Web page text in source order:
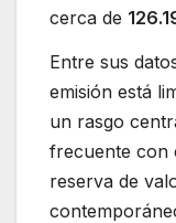
cerca de
Entre sus
emisión está
un rasgo
frecuente con
reserva de